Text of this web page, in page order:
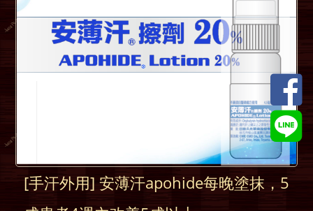
[手汗外用] 安薄汗apohide每晚塗抹，5